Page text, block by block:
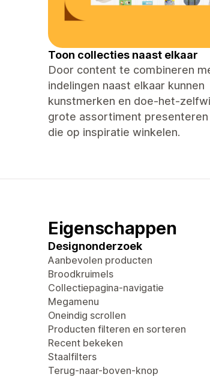
Toon collecties naast elkaar
Door content te combineren
indelingen naast elkaar kunnen
kunstmerken en doe-het-
grote assortiment presenteren
die op inspiratie winkelen.
Eigenschappen
Designonderzoek
Aanbevolen producten
Broodkruimels
Collectiepagina-navigatie
Megamenu
Oneindig scrollen
Producten filteren en sorteren
Recent bekeken
Staalfilters
Terug-naar-boven-knop